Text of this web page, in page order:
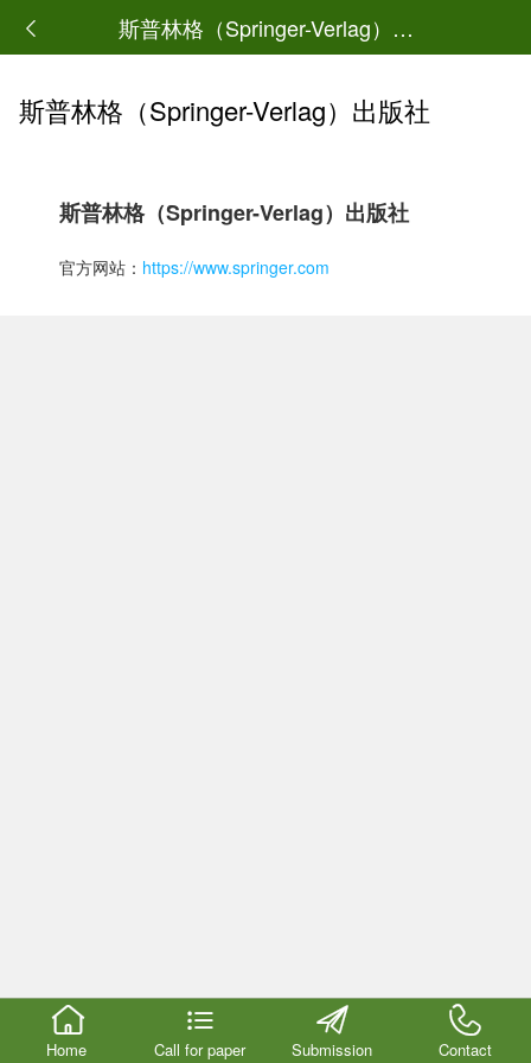
斯普林格（Springer-Verlag）出版社
斯普林格（Springer-Verlag）出版社
斯普林格（Springer-Verlag）出版社
官方网站： https://www.springer.com
Home Call for paper Submission Contact